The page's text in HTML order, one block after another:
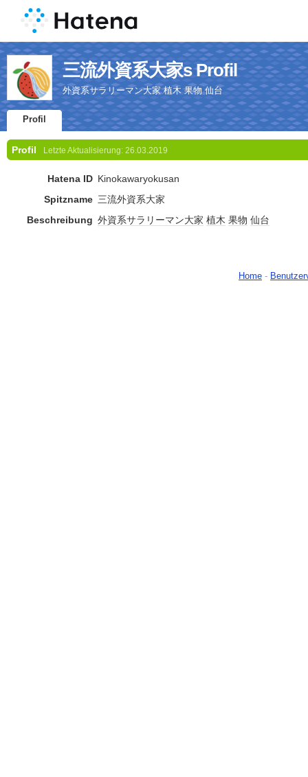
三流外資系大家s Profil
外資系サラリーマン大家 植木 果物 仙台
Profil
Profil Letzte Aktualisierung: 26.03.2019
Hatena ID Kinokawaryokusan
Spitzname 三流外資系大家
Beschreibung 外資系サラリーマン大家 植木 果物 仙台
Home -